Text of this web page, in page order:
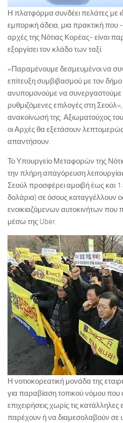
Η πλατφόρμα συνδέει πελάτες με
εμπορική άδεια, μια πρακτική που
αρχές της Νότιας Κορέας- είναι
εξοργίσει τον κλάδο των ταξί.
«Παραμένουμε δεσμευμένοι να
επίτευξη συμβιβασμού με τον δήμο
ανυπομονούμε να συνεργαστούμε
ρυθμιζόμενες επιλογές στη
ανακοίνωσή της. Αξιωματούχος
οι Αρχές θα εξετάσουν
απαντήσουν.
Το Υπουργείο Μεταφορών της
την πλήρη απαγόρευση
Σεούλ προσφέρει αμοιβή έως και
δολάρια) σε όσους καταγγέλλουν
ενοικιαζόμενων αυτοκινήτων
μέσω της Uber.
Η νοτιοκορεατική μονάδα της
για παραβίαση τοπικού νόμου
επιχειρήσεις χωρίς τις κατάλληλες
παρέχουν ή να διαμεσολαβούν σε